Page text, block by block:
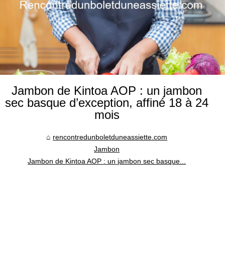
Jambon de Kintoa AOP : un jambon
sec basque d’exception, affiné 18 à 24
mois
rencontredunboletduneassiette.com
Jambon
Jambon de Kintoa AOP : un jambon sec basque...